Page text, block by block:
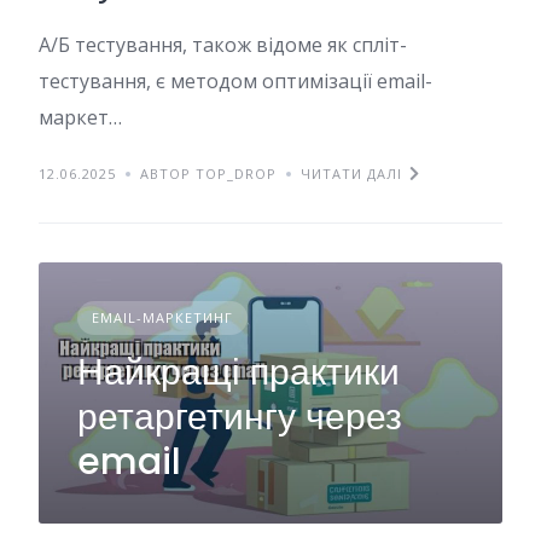
А/Б тестування, також відоме як спліт-
тестування, є методом оптимізації email-
маркет…
12.06.2025 АВТОР TOP_DROP ЧИТАТИ ДАЛІ
EMAIL-МАРКЕТИНГ
Найкращі практики
ретаргетингу через
email